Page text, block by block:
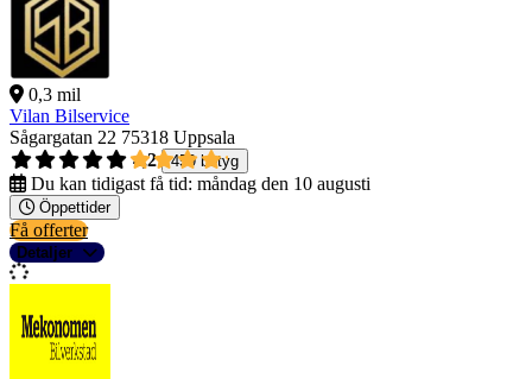
0,3 mil
Vilan Bilservice
Sågargatan 22 75318 Uppsala
4,2
459 betyg
Du kan tidigast få tid: måndag den 10 augusti
Öppettider
Få offerter
Detaljer